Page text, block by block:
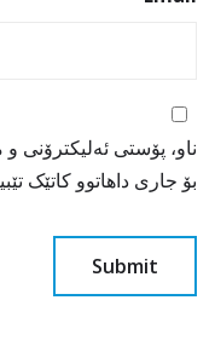
ناو، پۆستی ئەلیکترۆنی
بۆ جاری داهاتوو کاتێک